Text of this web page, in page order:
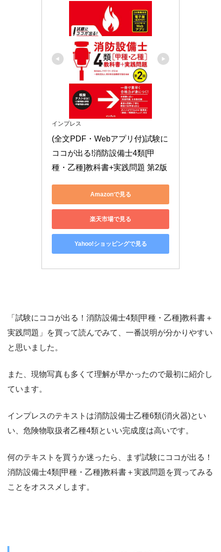
インプレス
(全文PDF・Webアプリ付)試験に
ココが出る!消防設備士4類[甲
種・乙種]教科書+実践問題 第2版
Amazonで見る
楽天市場で見る
Yahoo!ショッピングで見る
「試験にココが出る！消防設備士4類[甲種・乙種]教科書＋
実践問題」を買って読んでみて、一番説明が分かりやすい
と思いました。
また、現物写真も多くて理解が早かったので最初に紹介し
ています。
インプレスのテキストは消防設備士乙種6類(消火器)とい
い、危険物取扱者乙種4類といい完成度は高いです。
何のテキストを買うか迷ったら、まず試験にココが出る！
消防設備士4類[甲種・乙種]教科書＋実践問題を買ってみる
ことをオススメします。